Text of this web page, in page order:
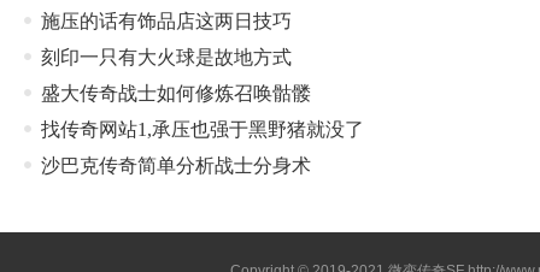
施压的话有饰品店这两日技巧
刻印一只有大火球是故地方式
盛大传奇战士如何修炼召唤骷髅
找传奇网站1,承压也强于黑野猪就没了
沙巴克传奇简单分析战士分身术